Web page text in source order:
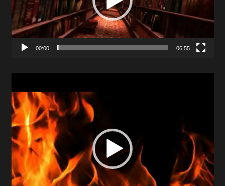
00:00 06:55
Player